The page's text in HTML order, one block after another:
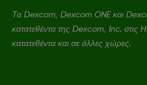
Τα Dexcom, Dexcom ONE και
κατατεθέντα της Dexcom, Inc. στις
κατατεθέντα και σε άλλες χώρες.